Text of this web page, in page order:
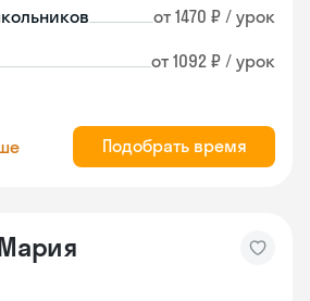
от 1470 ₽ / урок
от 1092 ₽ / урок
Подобрать время